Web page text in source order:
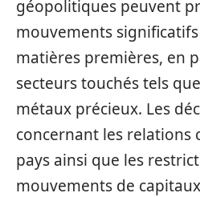
géopolitiques peuvent
mouvements
matières premières, en
secteurs touchés tels
métaux précieux. Les
concernant les relations
pays ainsi que les
mouvements de